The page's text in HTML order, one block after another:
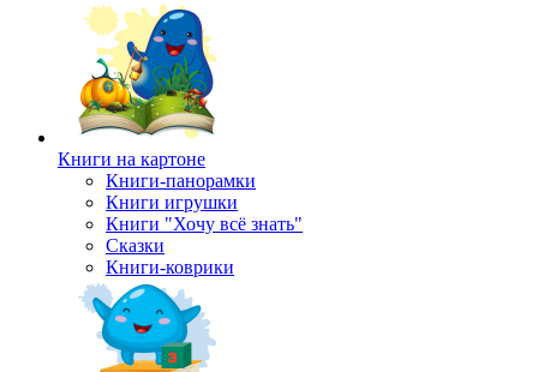
Книги на картоне
Книги-панорамки
Книги игрушки
Книги "Хочу всё знать"
Сказки
Книги-коврики